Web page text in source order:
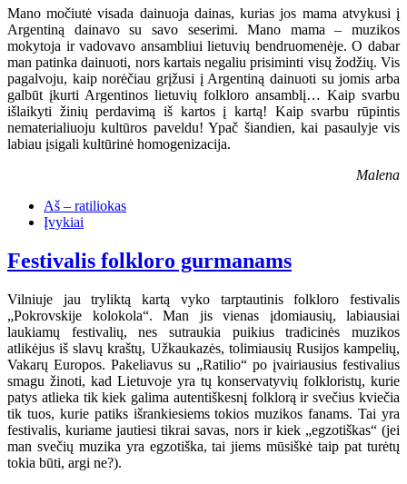
Mano močiutė visada dainuoja dainas, kurias jos mama atvykusi į
Argentiną dainavo su savo seserimi. Mano mama – muzikos
mokytoja ir vadovavo ansambliui lietuvių bendruomenėje. O dabar
man patinka dainuoti, nors kartais negaliu prisiminti visų žodžių. Vis
pagalvoju, kaip norėčiau grįžusi į Argentiną dainuoti su jomis arba
galbūt įkurti Argentinos lietuvių folkloro ansamblį… Kaip svarbu
išlaikyti žinių perdavimą iš kartos į kartą! Kaip svarbu rūpintis
nematerialiuoju kultūros paveldu! Ypač šiandien, kai pasaulyje vis
labiau įsigali kultūrinė homogenizacija.
Malena
Aš – ratiliokas
Įvykiai
Festivalis folkloro gurmanams
Vilniuje jau tryliktą kartą vyko tarptautinis folkloro festivalis
„Pokrovskije kolokola“. Man jis vienas įdomiausių, labiausiai
laukiamų festivalių, nes sutraukia puikius tradicinės muzikos
atlikėjus iš slavų kraštų, Užkaukazės, tolimiausių Rusijos kampelių,
Vakarų Europos. Pakeliavus su „Ratilio“ po įvairiausius festivalius
smagu žinoti, kad Lietuvoje yra tų konservatyvių folkloristų, kurie
patys atlieka tik kiek galima autentiškesnį folklorą ir svečius kviečia
tik tuos, kurie patiks išrankiesiems tokios muzikos fanams. Tai yra
festivalis, kuriame jautiesi tikrai savas, nors ir kiek „egzotiškas“ (jei
man svečių muzika yra egzotiška, tai jiems mūsiškė taip pat turėtų
tokia būti, argi ne?).